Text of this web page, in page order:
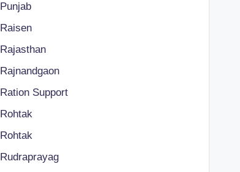
Punjab
Raisen
Rajasthan
Rajnandgaon
Ration Support
Rohtak
Rohtak
Rudraprayag